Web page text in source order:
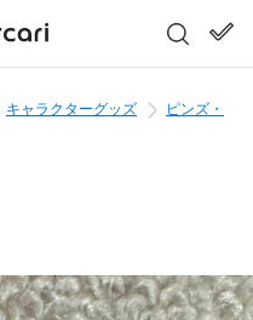
キャラクターグッズ
ピンズ・